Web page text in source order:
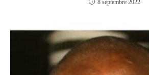
8 septembre 2022